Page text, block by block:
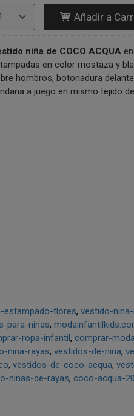
Añadir a
niña de COCO ACQUAen
en color mostaza y
hombros, botonadura
a juego en mismo tejido
estampado-flores vestido-
para-ninas
ropa-infantil comprar-
nina-rayas vestidos-de-nina
vestidos-de-coco-acqua
ninas-de-rayas coco-acqua-